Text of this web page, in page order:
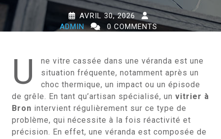
AVRIL 30, 2026
ADMIN
0 COMMENTS
U
ne vitre cassée dans une véranda est une
situation fréquente, notamment après un
choc thermique, un impact ou un épisode
de grêle. En tant qu’artisan spécialisé, un vitrier à
Bron intervient régulièrement sur ce type de
problème, qui nécessite à la fois réactivité et
précision. En effet, une véranda est composée de